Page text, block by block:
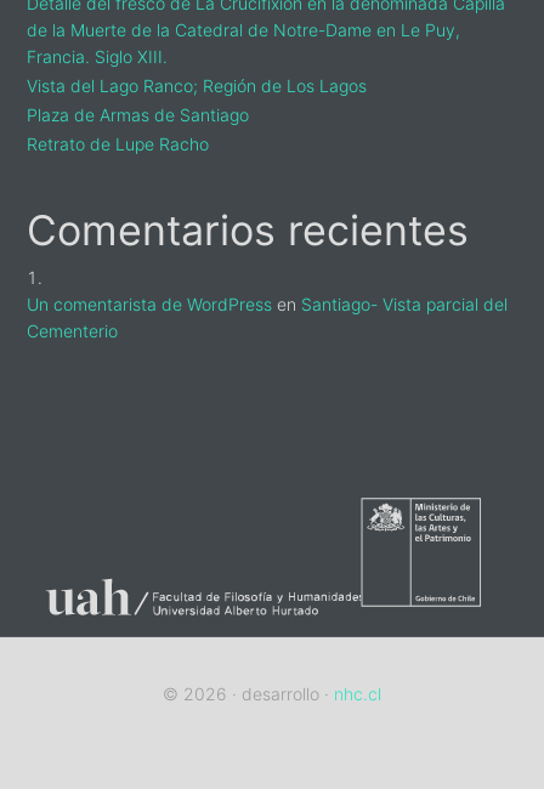
de la Muerte de la Catedral de Notre-Dame en Le Puy,
Francia. Siglo XIII.
Vista del Lago Ranco; Región de Los Lagos
Plaza de Armas de Santiago
Retrato de Lupe Racho
Comentarios recientes
Un comentarista de WordPress en Santiago- Vista parcial del
Cementerio
© 2026 · desarrollo · nhc.cl